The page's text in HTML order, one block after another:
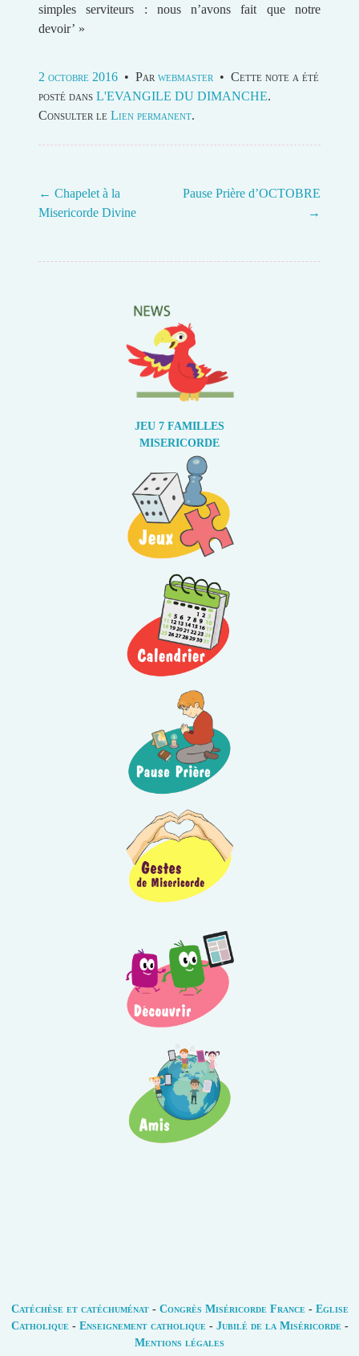
simples serviteurs : nous n’avons fait que notre
devoir’ »
2 octobre 2016 • Par webmaster • Cette note a été
posté dans L'EVANGILE DU DIMANCHE.
Consulter le Lien permanent.
← Chapelet à la
Misericorde Divine
Pause Prière d’OCTOBRE
→
JEU 7 FAMILLES
MISERICORDE
Catéchèse et catéchuménat- Congrès Miséricorde France- Eglise
Catholique- Enseignement catholique- Jubilé de la Miséricorde-
Mentions légales